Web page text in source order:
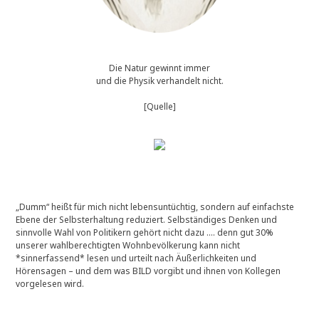
Die Natur gewinnt immer
und die Physik verhandelt nicht.
[Quelle]
„Dumm“ heißt für mich nicht lebensuntüchtig, sondern auf einfachste
Ebene der Selbsterhaltung reduziert. Selbständiges Denken und
sinnvolle Wahl von Politikern gehört nicht dazu …. denn gut 30%
unserer wahlberechtigten Wohnbevölkerung kann nicht
*sinnerfassend* lesen und urteilt nach Äußerlichkeiten und
Hörensagen – und dem was BILD vorgibt und ihnen von Kollegen
vorgelesen wird.